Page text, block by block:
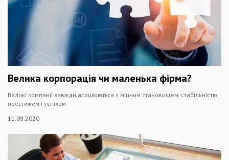
Велика корпорація чи маленька фірма?
Великі компанії завжди асоціюються з міцним становищем, стабільністю,
престижем і успіхом
11.09.2020